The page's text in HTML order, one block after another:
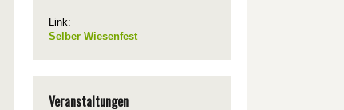
Link:
Selber Wiesenfest
Veranstaltungen